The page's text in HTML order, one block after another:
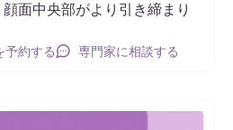
面中央部がより引き締まり
予約する 専門家に相談する